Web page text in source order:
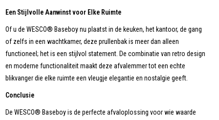
Een Stijlvolle Aanwinst voor Elke Ruimte
Of u de WESCO® Baseboy nu plaatst in de keuken, het kantoor, de gang
of zelfs in een wachtkamer, deze prullenbak is meer dan alleen
functioneel; het is een stijlvol statement. De combinatie van retro design
en moderne functionaliteit maakt deze afvalemmer tot een echte
blikvanger die elke ruimte een vleugje elegantie en nostalgie geeft.
Conclusie
De WESCO® Baseboy is de perfecte afvaloplossing voor wie waarde